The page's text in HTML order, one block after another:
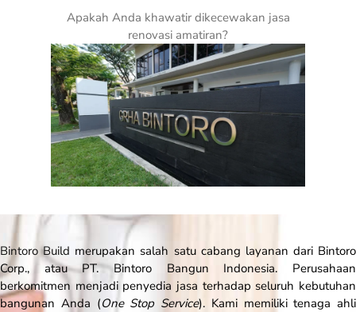
Apakah Anda khawatir dikecewakan jasa
renovasi amatiran?
Bintoro Build merupakan salah satu cabang layanan dari Bintoro
Corp., atau PT. Bintoro Bangun Indonesia. Perusahaan
berkomitmen menjadi penyedia jasa terhadap seluruh kebutuhan
bangunan Anda (One Stop Service). Kami memiliki tenaga ahli